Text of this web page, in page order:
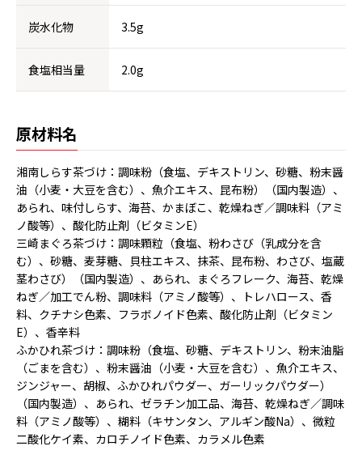
炭水化物 3.5g
食塩相当量 2.0g
原材料名
湘南しらす茶づけ：調味粉（食塩、デキストリン、砂糖、粉末醤
油（小麦・大豆を含む）、魚介エキス、昆布粉）（国内製造）、
あられ、味付しらす、海苔、かまぼこ、乾燥ねぎ／調味料（アミ
ノ酸等）、酸化防止剤（ビタミンE）
三崎まぐろ茶づけ：調味顆粒（食塩、粉わさび（乳成分を含
む）、砂糖、麦芽糖、貝柱エキス、抹茶、昆布粉、わさび、塩蔵
茎わさび）（国内製造）、あられ、まぐろフレーク、海苔、乾燥
ねぎ／加工でん粉、調味料（アミノ酸等）、トレハロース、香
料、クチナシ色素、フラボノイド色素、酸化防止剤（ビタミン
E）、香辛料
ふかひれ茶づけ：調味粉（食塩、砂糖、デキストリン、粉末油脂
（ごまを含む）、粉末醤油（小麦・大豆を含む）、魚介エキス、
ジンジャー、胡椒、ふかひれパウダー、ガーリックパウダー）
（国内製造）、あられ、ゼラチン加工品、海苔、乾燥ねぎ／調味
料（アミノ酸等）、糊料（キサンタン、アルギン酸Na）、微粒
二酸化ケイ素、カロチノイド色素、カラメル色素